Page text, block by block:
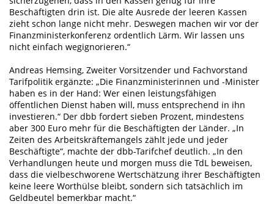
Beschäftigten drin ist. Die alte Ausrede der leeren Kassen
zieht schon lange nicht mehr. Deswegen machen wir vor der
Finanzministerkonferenz ordentlich Lärm. Wir lassen uns
nicht einfach wegignorieren.“
Andreas Hemsing, Zweiter Vorsitzender und Fachvorstand
Tarifpolitik ergänzte: „Die Finanzministerinnen und -Minister
haben es in der Hand: Wer einen leistungsfähigen
öffentlichen Dienst haben will, muss entsprechend in ihn
investieren.“ Der dbb fordert sieben Prozent, mindestens
aber 300 Euro mehr für die Beschäftigten der Länder. „In
Zeiten des Arbeitskräftemangels zählt jede und jeder
Beschäftigte“, machte der dbb-Tarifchef deutlich. „In den
Verhandlungen heute und morgen muss die TdL beweisen,
dass die vielbeschworene Wertschätzung ihrer Beschäftigten
keine leere Worthülse bleibt, sondern sich tatsächlich im
Geldbeutel bemerkbar macht.“